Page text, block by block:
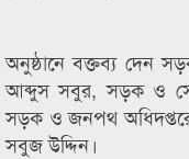
অনুষ্ঠানে বক্তব্য দেন
আব্দুস সবুর, সড়ক ও
সড়ক ও জনপথ
সবুজ উদ্দিন।